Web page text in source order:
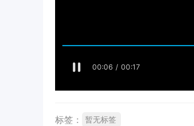
标签： 暂无标签